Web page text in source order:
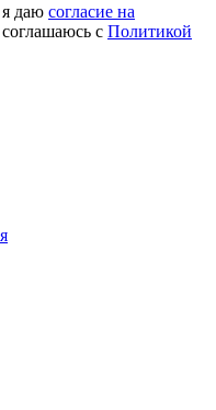
я даю согласие на
с Политикой